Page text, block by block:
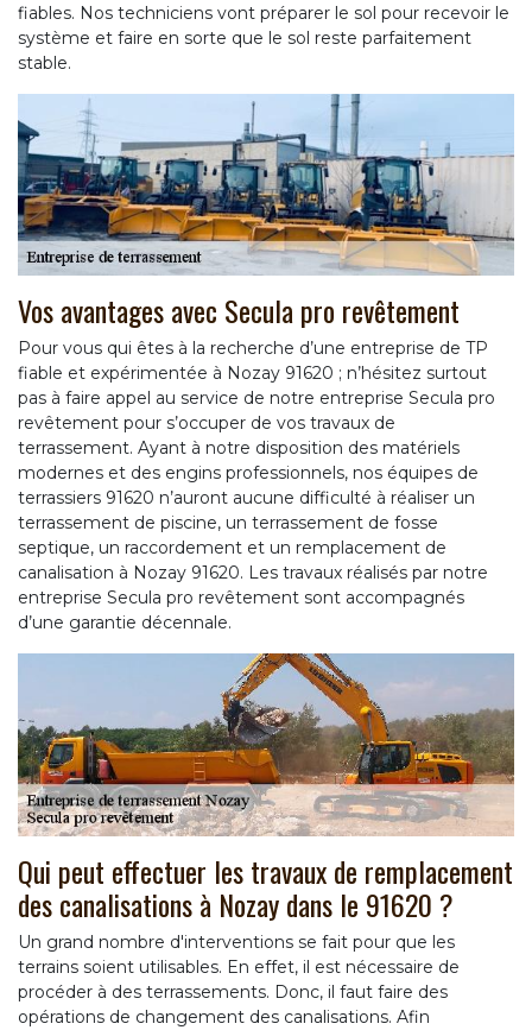
fiables. Nos techniciens vont préparer le sol pour recevoir le
système et faire en sorte que le sol reste parfaitement
stable.
Vos avantages avec Secula pro revêtement
Pour vous qui êtes à la recherche d’une entreprise de TP
fiable et expérimentée à Nozay 91620 ; n’hésitez surtout
pas à faire appel au service de notre entreprise Secula pro
revêtement pour s’occuper de vos travaux de
terrassement. Ayant à notre disposition des matériels
modernes et des engins professionnels, nos équipes de
terrassiers 91620 n’auront aucune difficulté à réaliser un
terrassement de piscine, un terrassement de fosse
septique, un raccordement et un remplacement de
canalisation à Nozay 91620. Les travaux réalisés par notre
entreprise Secula pro revêtement sont accompagnés
d’une garantie décennale.
Qui peut effectuer les travaux de remplacement
des canalisations à Nozay dans le 91620 ?
Un grand nombre d'interventions se fait pour que les
terrains soient utilisables. En effet, il est nécessaire de
procéder à des terrassements. Donc, il faut faire des
opérations de changement des canalisations. Afin